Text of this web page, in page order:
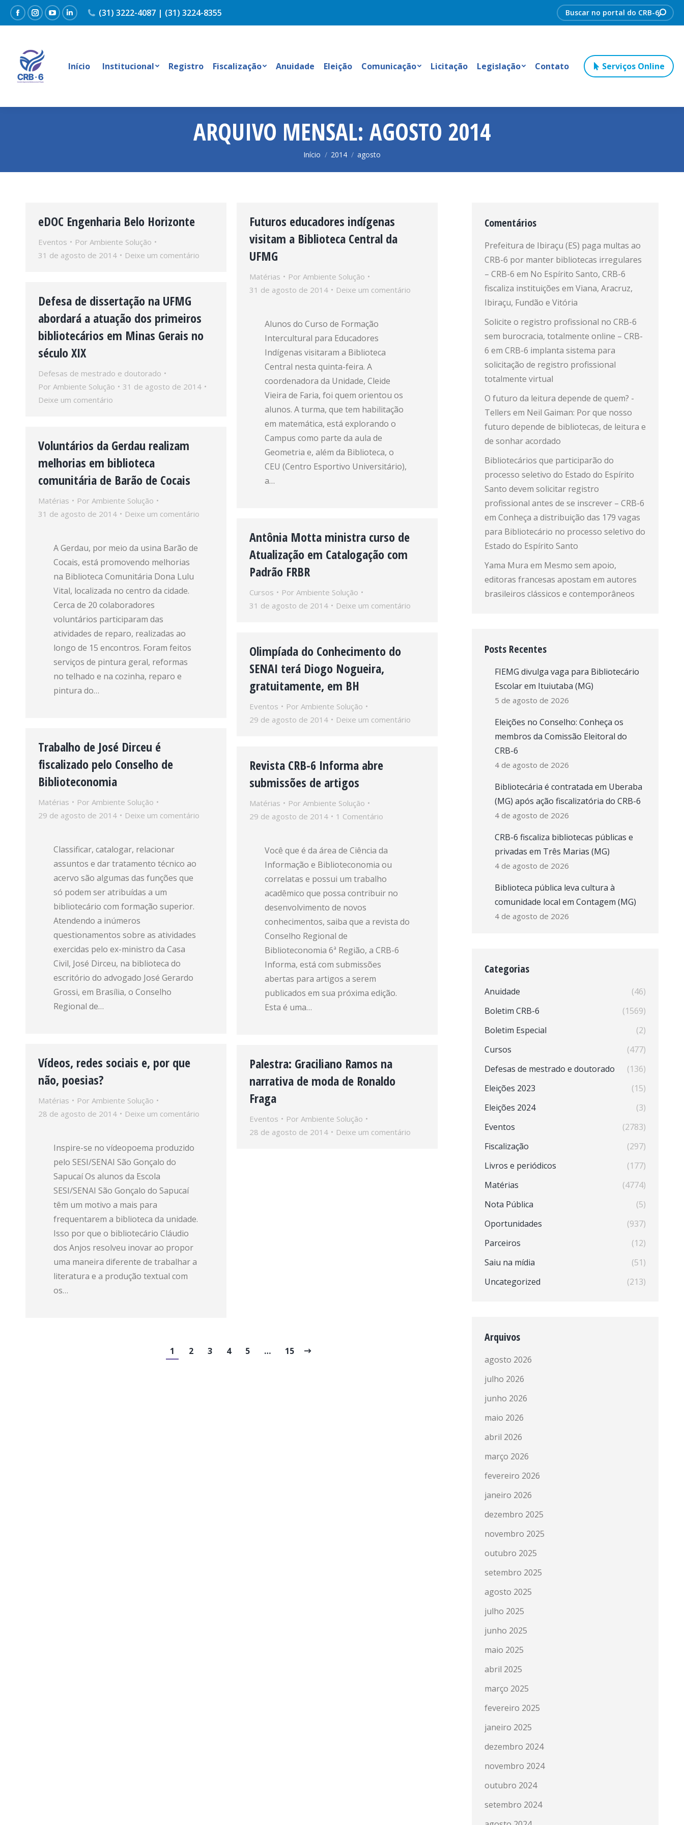
FacebookInstagram
YouTubeLinkedin
(31) 3222-4087 | (31) 3224-8355 Search:
Início Institucional Registro Fiscalização Anuidade Eleição Comunicação Licitação Legislação Contato Serviços Online
ARQUIVO MENSAL: AGOSTO 2014
Você está aqui:
Início 2014 agosto
eDOC Engenharia Belo Horizonte
Eventos Por Ambiente Solução
31 de agosto de 2014
Deixe um comentário
Futuros educadores indígenas
visitam a Biblioteca Central da
UFMG
Matérias Por Ambiente Solução
31 de agosto de 2014
Deixe um comentário
Alunos do Curso de Formação
Intercultural para Educadores
Indígenas visitaram a Biblioteca
Central nesta quinta-feira. A
coordenadora da Unidade, Cleide
Vieira de Faria, foi quem orientou os
alunos. A turma, que tem habilitação
em matemática, está explorando o
Campus como parte da aula de
Geometria e, além da Biblioteca, o
CEU (Centro Esportivo Universitário),
a…
Defesa de dissertação na UFMG
abordará a atuação dos primeiros
bibliotecários em Minas Gerais no
século XIX
Defesas de mestrado e doutorado
Por Ambiente Solução
31 de agosto de 2014
Deixe um comentário
Voluntários da Gerdau realizam
melhorias em biblioteca
comunitária de Barão de Cocais
Matérias Por Ambiente Solução
31 de agosto de 2014
Deixe um comentário
A Gerdau, por meio da usina Barão de
Cocais, está promovendo melhorias
na Biblioteca Comunitária Dona Lulu
Vital, localizada no centro da cidade.
Cerca de 20 colaboradores
voluntários participaram das
atividades de reparo, realizadas ao
longo de 15 encontros. Foram feitos
serviços de pintura geral, reformas
no telhado e na cozinha, reparo e
pintura do…
Antônia Motta ministra curso de
Atualização em Catalogação com
Padrão FRBR
Cursos Por Ambiente Solução
31 de agosto de 2014
Deixe um comentário
Olimpíada do Conhecimento do
SENAI terá Diogo Nogueira,
gratuitamente, em BH
Eventos Por Ambiente Solução
29 de agosto de 2014
Deixe um comentário
Trabalho de José Dirceu é
fiscalizado pelo Conselho de
Biblioteconomia
Matérias Por Ambiente Solução
29 de agosto de 2014
Deixe um comentário
Classificar, catalogar, relacionar
assuntos e dar tratamento técnico ao
acervo são algumas das funções que
só podem ser atribuídas a um
bibliotecário com formação superior.
Atendendo a inúmeros
questionamentos sobre as atividades
exercidas pelo ex-ministro da Casa
Civil, José Dirceu, na biblioteca do
escritório do advogado José Gerardo
Grossi, em Brasília, o Conselho
Regional de…
Revista CRB-6 Informa abre
submissões de artigos
Matérias Por Ambiente Solução
29 de agosto de 2014
1 Comentário
Você que é da área de Ciência da
Informação e Biblioteconomia ou
correlatas e possui um trabalho
acadêmico que possa contribuir no
desenvolvimento de novos
conhecimentos, saiba que a revista do
Conselho Regional de
Biblioteconomia 6ª Região, a CRB-6
Informa, está com submissões
abertas para artigos a serem
publicados em sua próxima edição.
Esta é uma…
Vídeos, redes sociais e, por que
não, poesias?
Matérias Por Ambiente Solução
28 de agosto de 2014
Deixe um comentário
Inspire-se no vídeopoema produzido
pelo SESI/SENAI São Gonçalo do
Sapucaí Os alunos da Escola
SESI/SENAI São Gonçalo do Sapucaí
têm um motivo a mais para
frequentarem a biblioteca da unidade.
Isso por que o bibliotecário Cláudio
dos Anjos resolveu inovar ao propor
uma maneira diferente de trabalhar a
literatura e a produção textual com
os…
Palestra: Graciliano Ramos na
narrativa de moda de Ronaldo
Fraga
Eventos Por Ambiente Solução
28 de agosto de 2014
Deixe um comentário
1 2 3 4 5 … 15
Comentários
Prefeitura de Ibiraçu (ES) paga multas ao
CRB-6 por manter bibliotecas irregulares
– CRB-6 em No Espírito Santo, CRB-6
fiscaliza instituições em Viana, Aracruz,
Ibiraçu, Fundão e Vitória
Solicite o registro profissional no CRB-6
sem burocracia, totalmente online – CRB-
6 em CRB-6 implanta sistema para
solicitação de registro profissional
totalmente virtual
O futuro da leitura depende de quem? -
Tellers em Neil Gaiman: Por que nosso
futuro depende de bibliotecas, de leitura e
de sonhar acordado
Bibliotecários que participarão do
processo seletivo do Estado do Espírito
Santo devem solicitar registro
profissional antes de se inscrever – CRB-6
em Conheça a distribuição das 179 vagas
para Bibliotecário no processo seletivo do
Estado do Espírito Santo
Yama Mura em Mesmo sem apoio,
editoras francesas apostam em autores
brasileiros clássicos e contemporâneos
Posts Recentes
FIEMG divulga vaga para Bibliotecário
Escolar em Ituiutaba (MG)
5 de agosto de 2026
Eleições no Conselho: Conheça os
membros da Comissão Eleitoral do
CRB-6
4 de agosto de 2026
Bibliotecária é contratada em Uberaba
(MG) após ação fiscalizatória do CRB-6
4 de agosto de 2026
CRB-6 fiscaliza bibliotecas públicas e
privadas em Três Marias (MG)
4 de agosto de 2026
Biblioteca pública leva cultura à
comunidade local em Contagem (MG)
4 de agosto de 2026
Categorias
Anuidade
(46)
Boletim CRB-6
(1569)
Boletim Especial
(2)
Cursos
(477)
Defesas de mestrado e doutorado
(136)
Eleições 2023
(15)
Eleições 2024
(3)
Eventos
(2783)
Fiscalização
(297)
Livros e periódicos
(177)
Matérias
(4774)
Nota Pública
(5)
Oportunidades
(937)
Parceiros
(12)
Saiu na mídia
(51)
Uncategorized
(213)
Arquivos
agosto 2026
julho 2026
junho 2026
maio 2026
abril 2026
março 2026
fevereiro 2026
janeiro 2026
dezembro 2025
novembro 2025
outubro 2025
setembro 2025
agosto 2025
julho 2025
junho 2025
maio 2025
abril 2025
março 2025
fevereiro 2025
janeiro 2025
dezembro 2024
novembro 2024
outubro 2024
setembro 2024